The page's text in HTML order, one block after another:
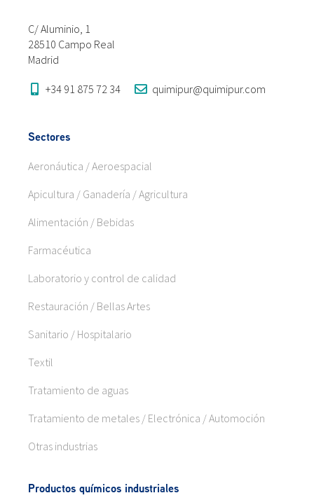
C/ Aluminio, 1
28510 Campo Real
Madrid
+34 91 875 72 34 quimipur@quimipur.com
Sectores
Aeronáutica / Aeroespacial
Apicultura / Ganadería / Agricultura
Alimentación / Bebidas
Farmacéutica
Laboratorio y control de calidad
Restauración / Bellas Artes
Sanitario / Hospitalario
Textil
Tratamiento de aguas
Tratamiento de metales / Electrónica / Automoción
Otras industrias
Productos químicos industriales